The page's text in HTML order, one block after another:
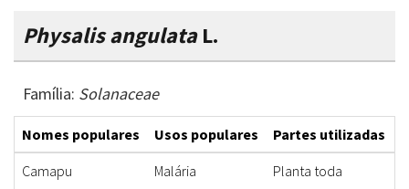
Physalis angulataL.
Família: Solanaceae
Nomes populares Usos populares Partes utilizadas
Camapu
Malária Planta toda